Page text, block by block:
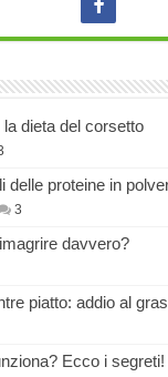
la dieta del corsetto
delle proteine in
3
davvero?
piatto: addio al
Ecco i segreti!